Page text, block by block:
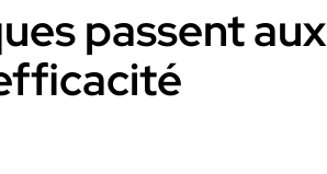
passent aux